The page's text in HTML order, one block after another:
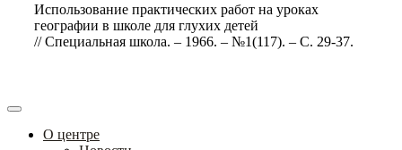
Использование практических работ на уроках
географии в школе для глухих детей
// Специальная школа. – 1966. – №1(117). – С. 29-37.
О центре